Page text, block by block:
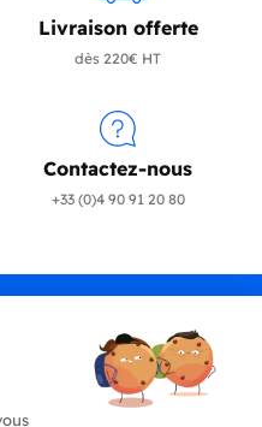
Livraison offerte
dès 220€ HT
Contactez-nous
+33 (0)4 90 91 20 80